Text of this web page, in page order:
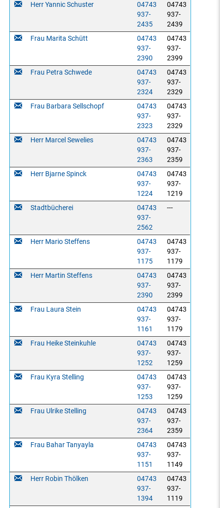
Herr Yannic Schuster
04743
937-
2435
04743
937-
2439
Frau Marita Schütt
04743
937-
2390
04743
937-
2399
Frau Petra Schwede
04743
937-
2324
04743
937-
2329
Frau Barbara Sellschopf
04743
937-
2323
04743
937-
2329
Herr Marcel Sewelies
04743
937-
2363
04743
937-
2359
Herr Bjarne Spinck
04743
937-
1224
04743
937-
1219
Stadtbücherei
04743
937-
2562
---
Herr Mario Steffens
04743
937-
1175
04743
937-
1179
Herr Martin Steffens
04743
937-
2390
04743
937-
2399
Frau Laura Stein
04743
937-
1161
04743
937-
1179
Frau Heike Steinkuhle
04743
937-
1252
04743
937-
1259
Frau Kyra Stelling
04743
937-
1253
04743
937-
1259
Frau Ulrike Stelling
04743
937-
2364
04743
937-
2359
Frau Bahar Tanyayla
04743
937-
1151
04743
937-
1149
Herr Robin Thölken
04743
937-
1394
04743
937-
1119